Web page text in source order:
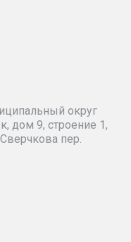
округ
дом 9, строение 1,
пер.